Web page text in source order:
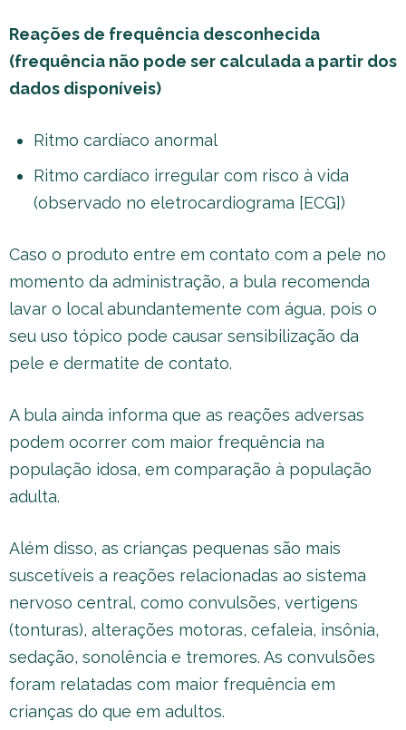
Reações de frequência desconhecida
(frequência não pode ser calculada a partir dos
dados disponíveis)
Ritmo cardíaco anormal
Ritmo cardíaco irregular com risco à vida
(observado no eletrocardiograma [ECG])
Caso o produto entre em contato com a pele no
momento da administração, a bula recomenda
lavar o local abundantemente com água, pois o
seu uso tópico pode causar sensibilização da
pele e dermatite de contato.
A bula ainda informa que as reações adversas
podem ocorrer com maior frequência na
população idosa, em comparação à população
adulta.
Além disso, as crianças pequenas são mais
suscetíveis a reações relacionadas ao sistema
nervoso central, como convulsões, vertigens
(tonturas), alterações motoras, cefaleia, insônia,
sedação, sonolência e tremores. As convulsões
foram relatadas com maior frequência em
crianças do que em adultos.